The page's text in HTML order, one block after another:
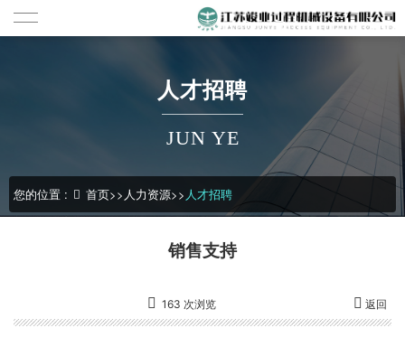
人才招聘
JUN YE
您的位置 : 首页>> 人力资源>> 人才招聘
销售支持
163 次浏览 返回